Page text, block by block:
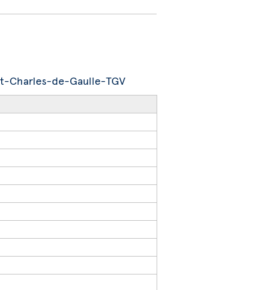
Charles-de-Gaulle-TGV